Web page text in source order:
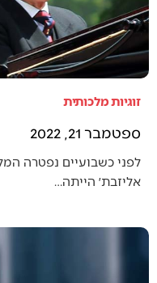
זוגיות מלכותית
ספטמבר 21, 2022
אליזבת׳ הייתה…